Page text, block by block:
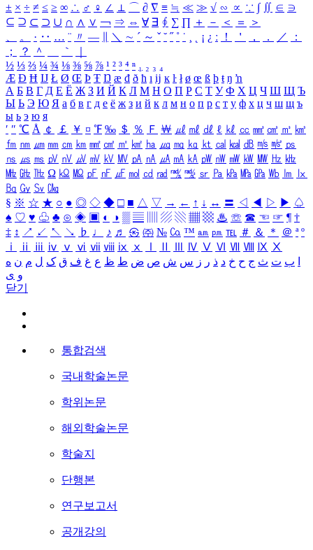
± × ÷ ≠ ≤ ≥ ∞ ∴ ♂ ♀ ∠ ⊥ ⌒ ∂ ∇ ≡ ≒ ≪ ≫ √ ∽ ∝ ∵ ∫ ∬ ∈ ∋
⊆ ⊇ ⊂ ⊃ ∪ ∩ ∧ ∨ ￢ ⇒ ⇔ ∀ ∃ ∮ ∑ ∏ ＋ － ＜ ＝
＞
、
。 · ‥ … ¨ 〃 ― ＼ ∼ ´ ～ ˇ ˘ ˝ ˚ ˙ ¸ ¡ ¿ ː ！ ＇ ， ． ／
：
；
？ ＾ ｀
½ ⅓ ⅔ ¼ ¾ ⅛ ⅜ ⅝ ⅞ ¹ ² ³ ⁴ ⁿ ₁ ₂ ₃ ₄
Æ Ð Ħ Ĳ Ł Ø Œ Þ Ŧ Ŋ æ đ ð ħ ı ĳ ĸ ŀ ł ø œ ß þ ŧ ŋ ŉ
А Б В Г Д Е Ё Ж З И Й К Л М Н О П Р С Т У Ф Х Ц Ч Ш Щ Ъ
Ы Ь Э Ю Я а б в г д е ё ж з и й к л м н о п р с т у ф х ц ч ш щ ъ
ы ь э ю я
′ ″ ℃ Å ￠ ￡ ￥ ¤ ℉ ‰ ＄ ％ Ｆ ￦ ㎕ ㎖ ㎗ ℓ ㎘ ㏄ ㎣ ㎤ ㎥ ㎦
㎙ ㎚ ㎛ ㎜ ㎝ ㎞ ㎟ ㎠ ㎡ ㎢ ㏊ ㎍ ㎎ ㎏ ㏏ ㎈ ㎉ ㏈ ㎧ ㎨ ㎰
㎱ ㎲ ㎳ ㎴ ㎵ ㎶ ㎷ ㎸ ㎹ ㎀ ㎁ ㎂ ㎃ ㎄ ㎺ ㎻ ㎽ ㎾ ㎿ ㎐ ㎑
㎒ ㎓ ㎔ Ω ㏀ ㏁ ㎊ ㎋ ㎌ ㏖ ㏅ ㎭ ㎮ ㎯ ㏛ ㎩ ㎪ ㎫ ㎬ ㏝ ㏐
㏓
㏃ ㏉ ㏜ ㏆
§ ※ ☆ ★ ○ ● ◎ ◇ ◆ □ ■ △ ▽ → ← ↑ ↓ ↔ 〓 ◁ ◀ ▷ ▶ ♤
♠ ♡ ♥ ♧ ♣ ⊙ ◈ ▣ ◐ ◑ ▒ ▤ ▨ ▧ ▦ ▩ ♨ ☏ ☎ ☜ ☞ ¶ †
‡ ↕ ↗ ↙ ↖ ↘ ♭ ♩ ♪ ♬ ㉿ ㈜ № ㏇ ™ ㏂ ㏘ ℡ ＃ ＆ ＊ ＠ ª º
ⅰ
ⅱ ⅲ ⅳ ⅴ ⅵ ⅶ ⅷ ⅸ ⅹ Ⅳ Ⅴ Ⅵ Ⅶ Ⅷ Ⅸ Ⅹ
ب ت ث ج ح خ د ذ ر ز س ش ص ض ط ظ ع غ ف ق ک ل م ن ه
و ی
닫기
통합검색
국내학술논문
학위논문
해외학술논문
학술지
단행본
연구보고서
공개강의